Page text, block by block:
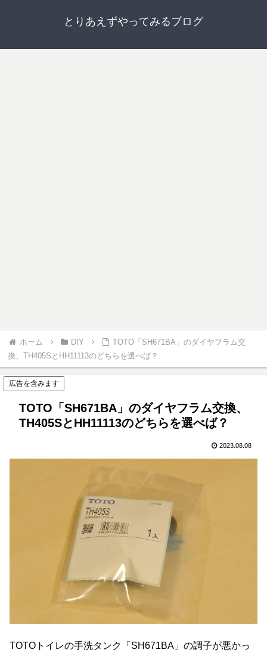
とりあえずやってみるブログ
ホーム DIY
TOTO「SH671BA」のダイヤフラム交
換、TH405SとHH11113のどちらを選べば？
広告を含みます
TOTO「SH671BA」のダイヤフラム交換、
TH405SとHH11113のどちらを選べば？
2023.08.08
TOTOトイレの手洗タンク「SH671BA」の調子が悪かっ